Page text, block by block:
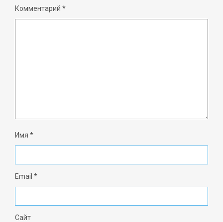
Комментарий *
Имя *
Email *
Сайт